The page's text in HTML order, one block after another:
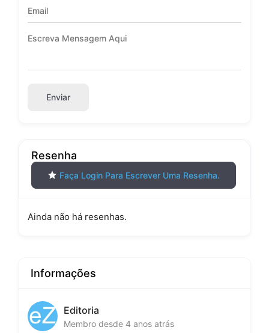
Enviar
Resenha
Faça Login Para Escrever Uma Resenha.
Ainda não há resenhas.
Informações
Editoria
Membro desde 4 anos atrás